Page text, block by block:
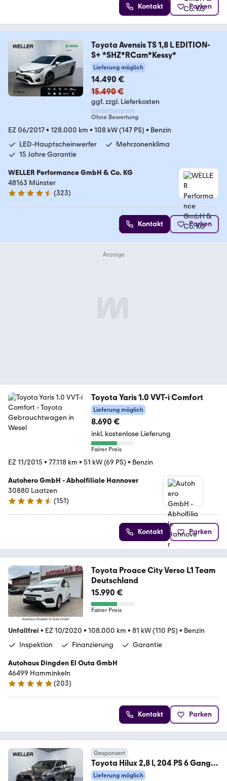
Kontakt Parken
Toyota Avensis TS 1,8 L EDITION-
S+ *SHZ*RCam*Kessy*
Lieferung möglich
14.490 €
15.490 €
ggf. zzgl. Lieferkosten
Ohne Bewertung
EZ 06/2017• 128.000 km • 108 kW (147 PS) • Benzin
LED-Hauptscheinwerfer
Mehrzonenklima
15 Jahre Garantie
WELLER Performance GmbH & Co. KG
48163 Münster
4.3 Sterne
(323)
Kontakt Parken
Toyota Yaris 1.0 VVT-i Comfort
Lieferung möglich
8.690 €
inkl. kostenlose Lieferung
Fairer Preis
EZ 11/2015 • 77.118 km • 51 kW (69 PS) • Benzin
Autohero GmbH - Abholfiliale Hannover
30880 Laatzen
4.7 Sterne
(151)
Kontakt Parken
Toyota Proace City Verso L1 Team
Deutschland
15.990 €
Fairer Preis
Unfallfrei • EZ 10/2020 • 108.000 km • 81 kW (110 PS) • Benzin
Inspektion
Finanzierung Garantie
Autohaus Dingden El Outa GmbH
46499 Hamminkeln
5 Sterne
(203)
Kontakt Parken
Gesponsert
Toyota Hilux 2,8 l, 204 PS 6 Gang
AT Double Cab EXECUTI
Lieferung möglich